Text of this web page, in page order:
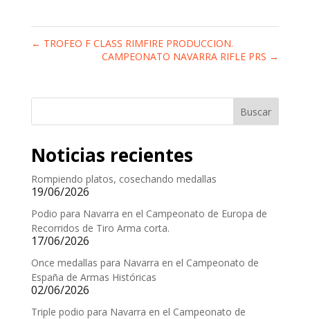
← TROFEO F CLASS RIMFIRE PRODUCCION.
CAMPEONATO NAVARRA RIFLE PRS →
Buscar
Noticias recientes
Rompiendo platos, cosechando medallas
19/06/2026
Podio para Navarra en el Campeonato de Europa de
Recorridos de Tiro Arma corta.
17/06/2026
Once medallas para Navarra en el Campeonato de
España de Armas Históricas
02/06/2026
Triple podio para Navarra en el Campeonato de